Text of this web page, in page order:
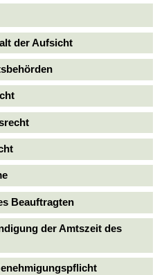
der Aufsicht
Beauftragten
der Amtszeit des